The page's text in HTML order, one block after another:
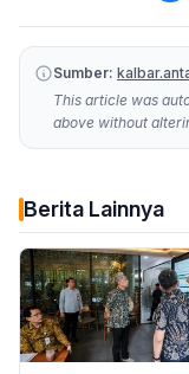
Sumber:
This article was
above without
Berita Lainnya